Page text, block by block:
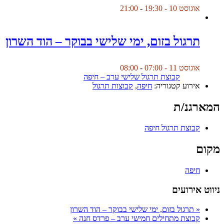
אוגוסט 10 - 19:30 -
21:00
תרגול בזום, ימי שלישי בבוקר – הוד השרון
אוגוסט 11 - 07:00 -
08:00
קבוצת תרגול שלישי ערב – חיפה
אירוע קטגוריה: חיפה, קבוצות תרגול
המארגנ/ת
קבוצת תרגול חיפה
מקום
חיפה
ניווט אירועים
« תרגול בזום, ימי שלישי בבוקר – הוד השרון
קבוצת מתחילים חמישי ערב – פרדס חנה »